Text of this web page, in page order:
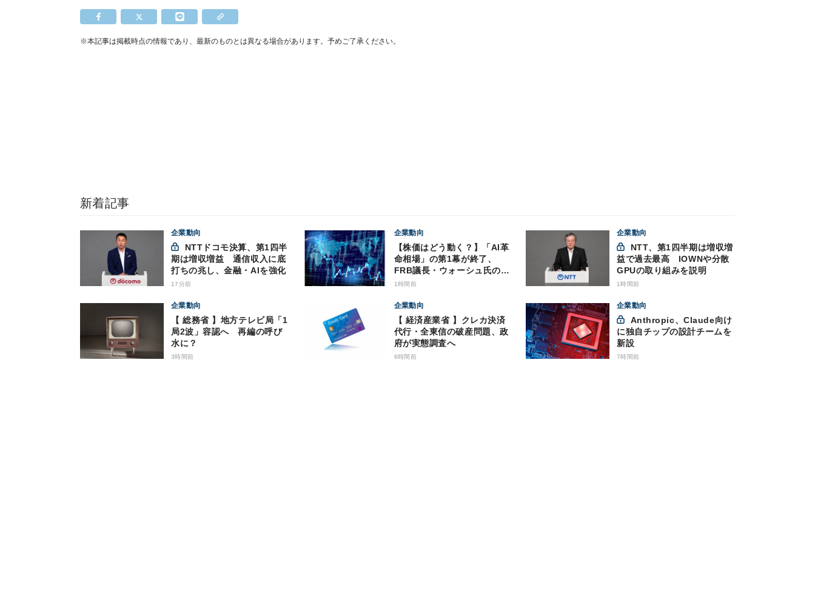
※本記事は掲載時点の情報であり、最新のものとは異なる場合があります。予めご了承ください。
新着記事
企業動向
期は増収増益 通信収入に底
打ちの兆し、金融・AIを強化
17分前
企業動向
【株価はどう動く？】「AI革
命相場」の第1幕が終了、
FRB議長・ウォーシュ氏の動
向にも注意
1時間前
企業動向
益で過去最高 IOWNや分散
GPUの取り組みを説明
1時間前
企業動向
【 総務省 】地方テレビ局「1
局2波」容認へ 再編の呼び
水に？
3時間前
企業動向
【 経済産業省 】クレカ決済
代行・全東信の破産問題、政
府が実態調査へ
6時間前
企業動向
に独自チップの設計チームを
新設
7時間前